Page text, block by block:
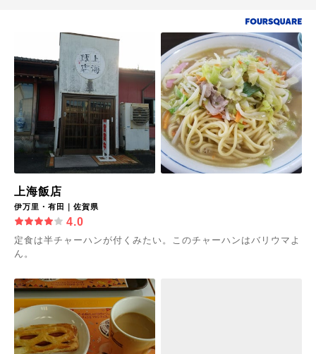
上海飯店
伊万里・有田｜佐賀県
4.0
定食は半チャーハンが付くみたい。このチャーハンはバリウマよ
ん。